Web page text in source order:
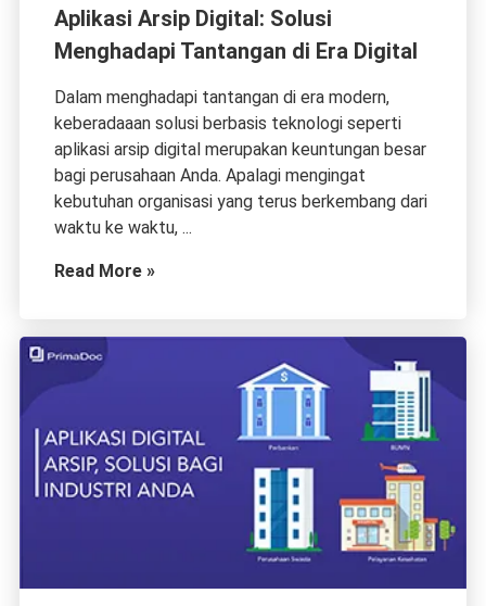
Aplikasi Arsip Digital: Solusi
Menghadapi Tantangan di Era Digital
Dalam menghadapi tantangan di era modern,
keberadaaan solusi berbasis teknologi seperti
aplikasi arsip digital merupakan keuntungan besar
bagi perusahaan Anda. Apalagi mengingat
kebutuhan organisasi yang terus berkembang dari
waktu ke waktu, ...
Read More »